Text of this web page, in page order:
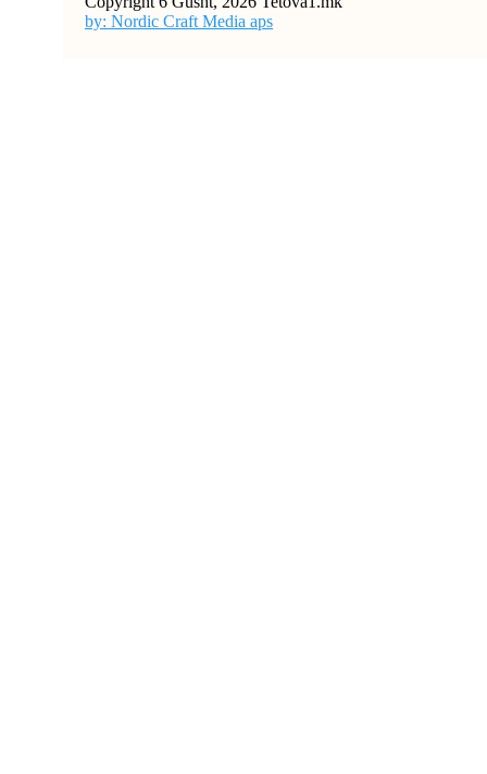
by: Nordic Craft Media aps